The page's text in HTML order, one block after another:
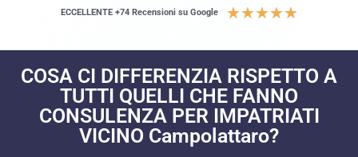
ECCELLENTE +74 Recensioni su Google ★★★★★
COSA CI DIFFERENZIA RISPETTO A
TUTTI QUELLI CHE FANNO
CONSULENZA PER IMPATRIATI
VICINO Campolattaro?